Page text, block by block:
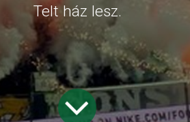
Telt ház lesz.